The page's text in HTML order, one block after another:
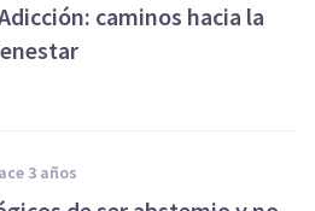
caminos hacia la
hace 3 años